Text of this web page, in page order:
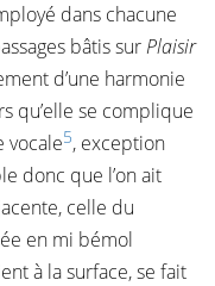
dans chacune
bâtis surPlaisir
d’une harmonie
qu’elle se complique
vocale5, exception
donc que l’on ait
celle du
en mi bémol
à la surface, se fait